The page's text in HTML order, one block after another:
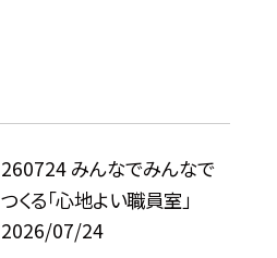
260724 みんなでみんなで
つくる「心地よい職員室」
2026/07/24